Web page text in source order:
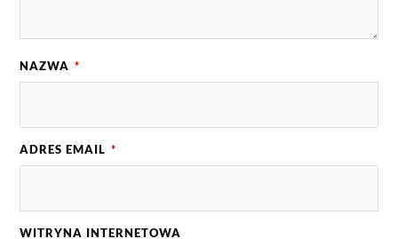
NAZWA *
ADRES EMAIL *
WITRYNA INTERNETOWA